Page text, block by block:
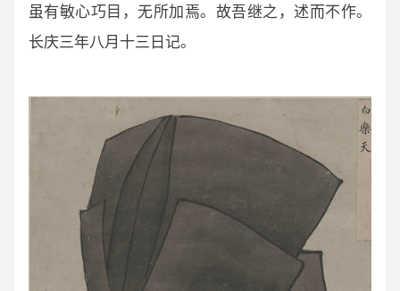
虽有敏心巧目，无所加焉。故吾继之，述而不作。
长庆三年八月十三日记。